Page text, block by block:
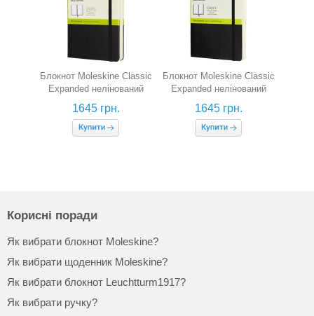
Блокнот Moleskine Classic
Expanded нелінований
(середній, чорний)
1645 грн.
Блокнот Moleskine Classic
Expanded нелінований
(середній, чорний, м'яка
обкладинка)
1645 грн.
Корисні поради
Як вибрати блокнот Moleskine?
Як вибрати щоденник Moleskine?
Як вибрати блокнот Leuchtturm1917?
Як вибрати ручку?